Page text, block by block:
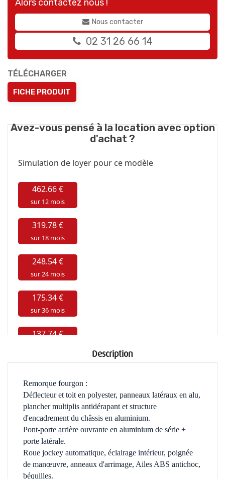
Alors contactez nous !
Nous contacter
02 31 26 66 14
TÉLÉCHARGER
FICHE PRODUIT
Avez-vous pensé à la location avec option
d'achat ?
Description
Remorque fourgon :
Déflecteur et toit en polyester, panneaux latéraux en alu,
plancher multiplis antidérapant et structure
d'encadrement du châssis en aluminium.
Pont-porte arrière ouvrante en aluminium de série +
porte latérale.
Roue jockey automatique, éclairage intérieur, poignée
de manœuvre, anneaux d'arrimage, Ailes ABS antichoc,
béquilles.